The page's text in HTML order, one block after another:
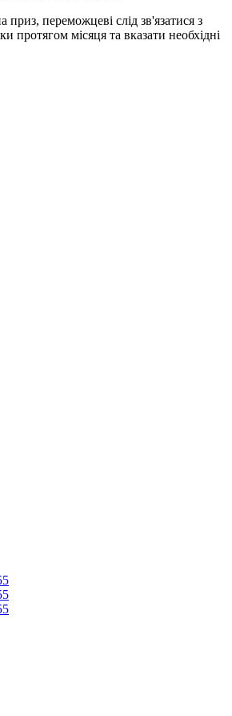
переможцеві слід зв'язатися з
протягом місяця та вказати необхідні